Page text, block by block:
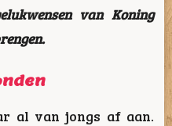
van Koning
al van jongs af aan.